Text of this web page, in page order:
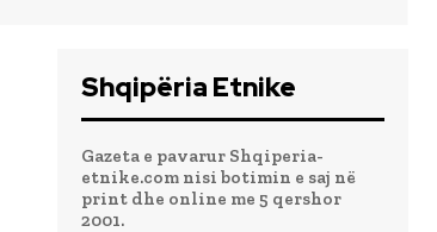
Shqipëria Etnike
Gazeta e pavarur Shqiperia-
etnike.com nisi botimin e saj në
print dhe online me 5 qershor
2001.